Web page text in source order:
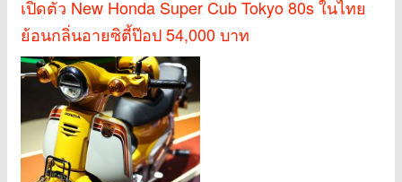
เปิดตัว New Honda Super Cub Tokyo 80s ในไทย
ย้อนกลิ่นอายซิตี้ป๊อป 54,000 บาท